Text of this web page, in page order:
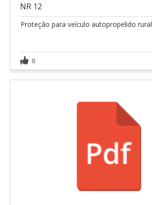
NR 12
Proteção para veículo autopropelido rural
0